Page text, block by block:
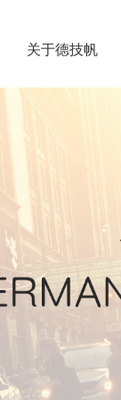
关于德技帆